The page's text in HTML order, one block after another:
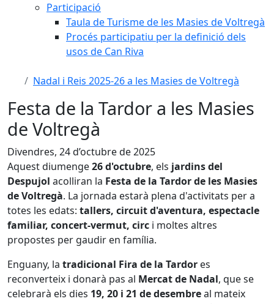
Participació
Taula de Turisme de les Masies de Voltregà
Procés participatiu per la definició dels
usos de Can Riva
Nadal i Reis 2025-26 a les Masies de Voltregà
Festa de la Tardor a les Masies
de Voltregà
Divendres, 24 d’octubre de 2025
Aquest diumenge26 d'octubre, els jardins del
Despujol acolliran la Festa de la Tardor de les Masies
de Voltregà. La jornada estarà plena d'activitats per a
totes les edats: tallers, circuit d'aventura, espectacle
familiar, concert-vermut, circ i moltes altres
propostes per gaudir en família.
Enguany, la tradicional Fira de la Tardor es
reconverteix i donarà pas al Mercat de Nadal, que se
celebrarà els dies 19, 20 i 21 de desembreal mateix